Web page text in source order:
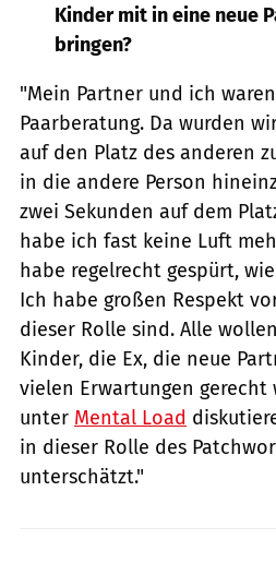
Kinder mit in eine neue
bringen?
"Mein Partner und ich
Paarberatung. Da wurden
auf den Platz des anderen
in die andere Person
zwei Sekunden auf dem
habe ich fast keine Luft
habe regelrecht gespürt,
Ich habe großen Respekt
dieser Rolle sind. Alle
Kinder, die Ex, die neue
vielen Erwartungen gerecht
unter Mental Load
in dieser Rolle des
unterschätzt."